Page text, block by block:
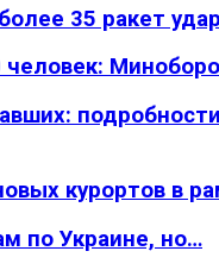
35 ракет
человек:
курортов в
по Украине, но…